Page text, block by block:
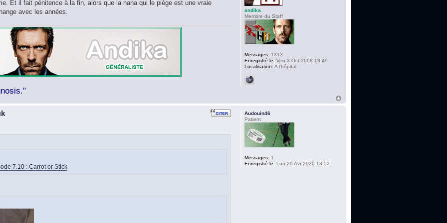
Et il fait pénitence à la fin, alors que la nana qui le piège est une vraie
avec les années.
andika
Membre du Staff
Messages: 1313
Enregistré le: Ven 3 Oct 2008 18:49
Localisation: A l'hôpital
7.10 : Carrot or Stick
Audouin46
Patient
Messages: 1
Enregistré le: Lun 20 Avr 2020 13:52